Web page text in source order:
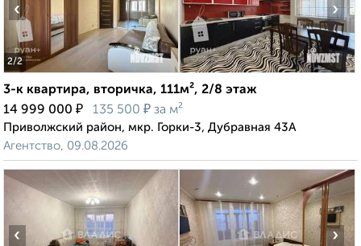
2/2
‹ ›
3-к квартира, вторичка, 111м², 2/8 этаж
14 999 000 ₽ 135 500 ₽ за м²
Приволжский район, мкр. Горки-3, Дубравная 43А
Агентство, 09.08.2026
‹ ›